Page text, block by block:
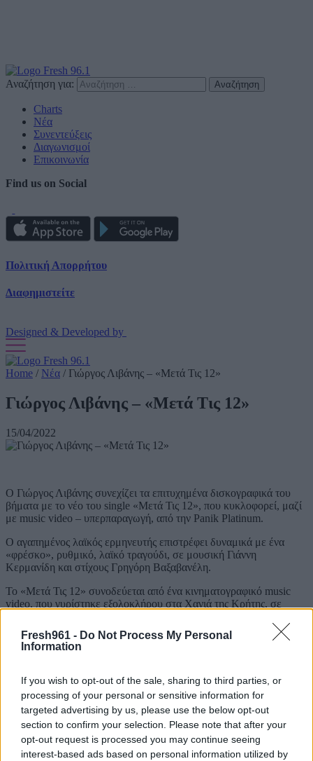
Fresh961 - Do Not Process My Personal
Information
If you wish to opt-out of the sale, sharing to third parties, or
processing of your personal or sensitive information for
targeted advertising by us, please use the below opt-out
section to confirm your selection. Please note that after your
opt-out request is processed you may continue seeing
interest-based ads based on personal information utilized by
Αναζήτηση για:
Charts
Νέα
Συνεντεύξεις
Διαγωνισμοί
Επικοινωνία
Find us on Social
Πολιτική Απορρήτου
Διαφημιστείτε
Designed & Developed by
Home / Νέα / Γιώργος Λιβάνης – «Μετά Τις 12»
Γιώργος Λιβάνης – «Μετά Τις 12»
15/04/2022
Ο Γιώργος Λιβάνης συνεχίζει τα επιτυχημένα δισκογραφικά του
βήματα με το νέο του single «Μετά Τις 12», που κυκλοφορεί, μαζί
με music video – υπερπαραγωγή, από την Panik Platinum.
Ο αγαπημένος λαϊκός ερμηνευτής επιστρέφει δυναμικά με ένα
«φρέσκο», ρυθμικό, λαϊκό τραγούδι, σε μουσική Γιάννη
Κερμανίδη και στίχους Γρηγόρη Βαξαβανέλη.
Το «Μετά Τις 12» συνοδεύεται από ένα κινηματογραφικό music
video, που γυρίστηκε εξολοκλήρου στα Χανιά της Κρήτης, σε
πλαισιώνεται από γνωστούς ηθοποιούς και να μεταφέρουν στις
οθόνες μας μία ανατρεπτική ιστορία αγάπης. Συμπρωταγωνιστούν
οι Μιχάλης Ιατρόπουλος, Χρήστος Στρατάκης, Ελένη Σακκά,
Με το «Μετά Τις 12», ένα τραγούδι που γοητεύει από το πρώτο
άκουσμα, ο Γιώργος Λιβάνης μας χαρίζει ακόμα μία επιτυχία, μετά
τα «Όσα Έχω Ζήσει», «Θέλω Κι Άλλα» και «Να Είσαι
Ευτυχισμένη».